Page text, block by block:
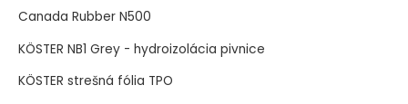
Canada Rubber N500
KÖSTER NB1 Grey - hydroizolácia pivnice
KÖSTER strešná fólia TPO